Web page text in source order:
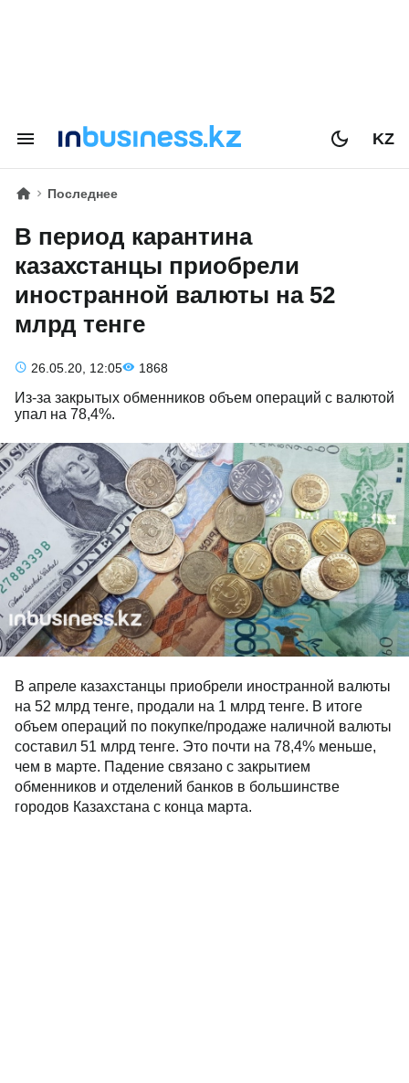
KZ
Последнее
В период карантина
казахстанцы приобрели
иностранной валюты на 52
млрд тенге
26.05.20, 12:05 1868
Из-за закрытых обменников объем операций с валютой
упал на 78,4%.
В апреле казахстанцы приобрели иностранной валюты
на 52 млрд тенге, продали на 1 млрд тенге. В итоге
объем операций по покупке/продаже наличной валюты
составил 51 млрд тенге. Это почти на 78,4% меньше,
чем в марте. Падение связано с закрытием
обменников и отделений банков в большинстве
городов Казахстана с конца марта.